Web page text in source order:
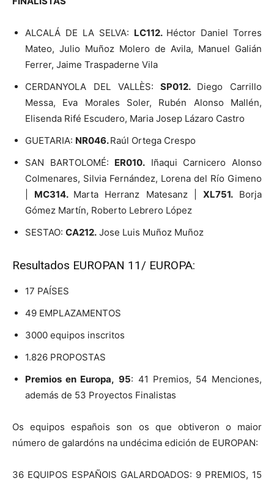
ALCALÁ DE LA SELVA: LC112. Héctor Daniel Torres
Mateo, Julio Muñoz Molero de Avila, Manuel Galián
Ferrer, Jaime Traspaderne Vila
CERDANYOLA DEL VALLÈS:SP012. Diego Carrillo
Messa, Eva Morales Soler, Rubén Alonso Mallén,
Elisenda Rifé Escudero, Maria Josep Lázaro Castro
GUETARIA: NR046.Raúl Ortega Crespo
SAN BARTOLOMÉ: ER010. Iñaqui Carnicero Alonso
Colmenares, Silvia Fernández, Lorena del Río Gimeno
MC314. Marta Herranz Matesanz | XL751.Borja
Gómez Martín, Roberto Lebrero López
SESTAO: CA212. Jose Luis Muñoz Muñoz
Resultados EUROPAN 11/ EUROPA:
17 PAÍSES
49 EMPLAZAMENTOS
3000 equipos inscritos
1.826 PROPOSTAS
Premios en Europa, 95: 41 Premios, 54 Menciones,
además de 53 Proyectos Finalistas
Os equipos españois son os que obtiveron o maior
número de galardóns na undécima edición de EUROPAN:
36 EQUIPOS ESPAÑOIS GALARDOADOS: 9 PREMIOS, 15